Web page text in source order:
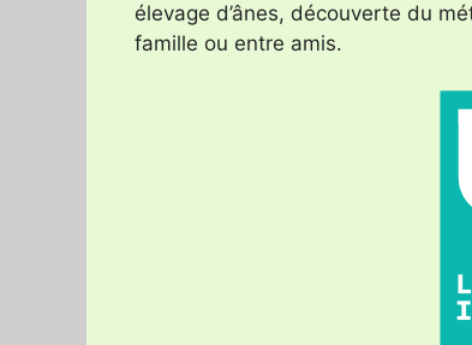
élevage d’ânes, découverte du
famille ou entre amis.